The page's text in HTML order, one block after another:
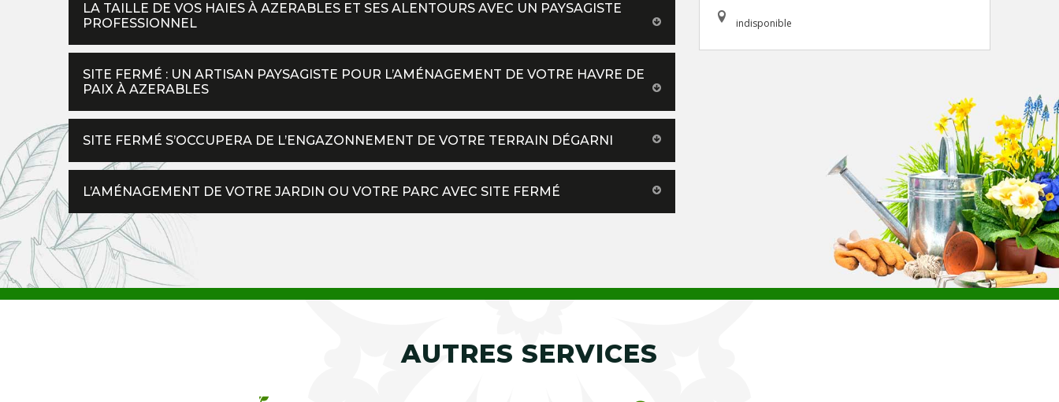
LA TAILLE DE VOS HAIES À AZERABLES ET SES ALENTOURS AVEC UN PAYSAGISTE
PROFESSIONNEL
SITE FERMÉ : UN ARTISAN PAYSAGISTE POUR L’AMÉNAGEMENT DE VOTRE HAVRE DE
PAIX À AZERABLES
SITE FERMÉ S’OCCUPERA DE L’ENGAZONNEMENT DE VOTRE TERRAIN DÉGARNI
L’AMÉNAGEMENT DE VOTRE JARDIN OU VOTRE PARC AVEC SITE FERMÉ
indisponible
AUTRES SERVICES